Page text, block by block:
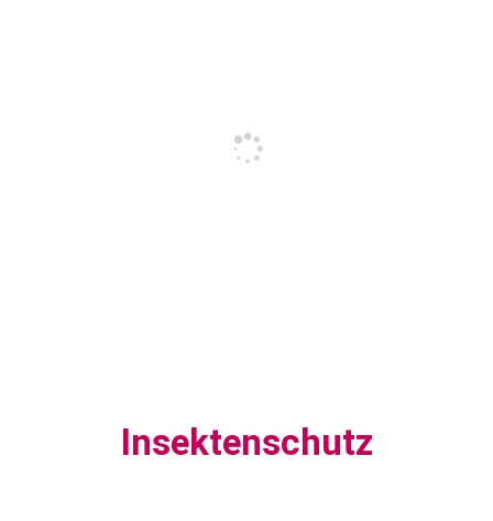
Insektenschutz